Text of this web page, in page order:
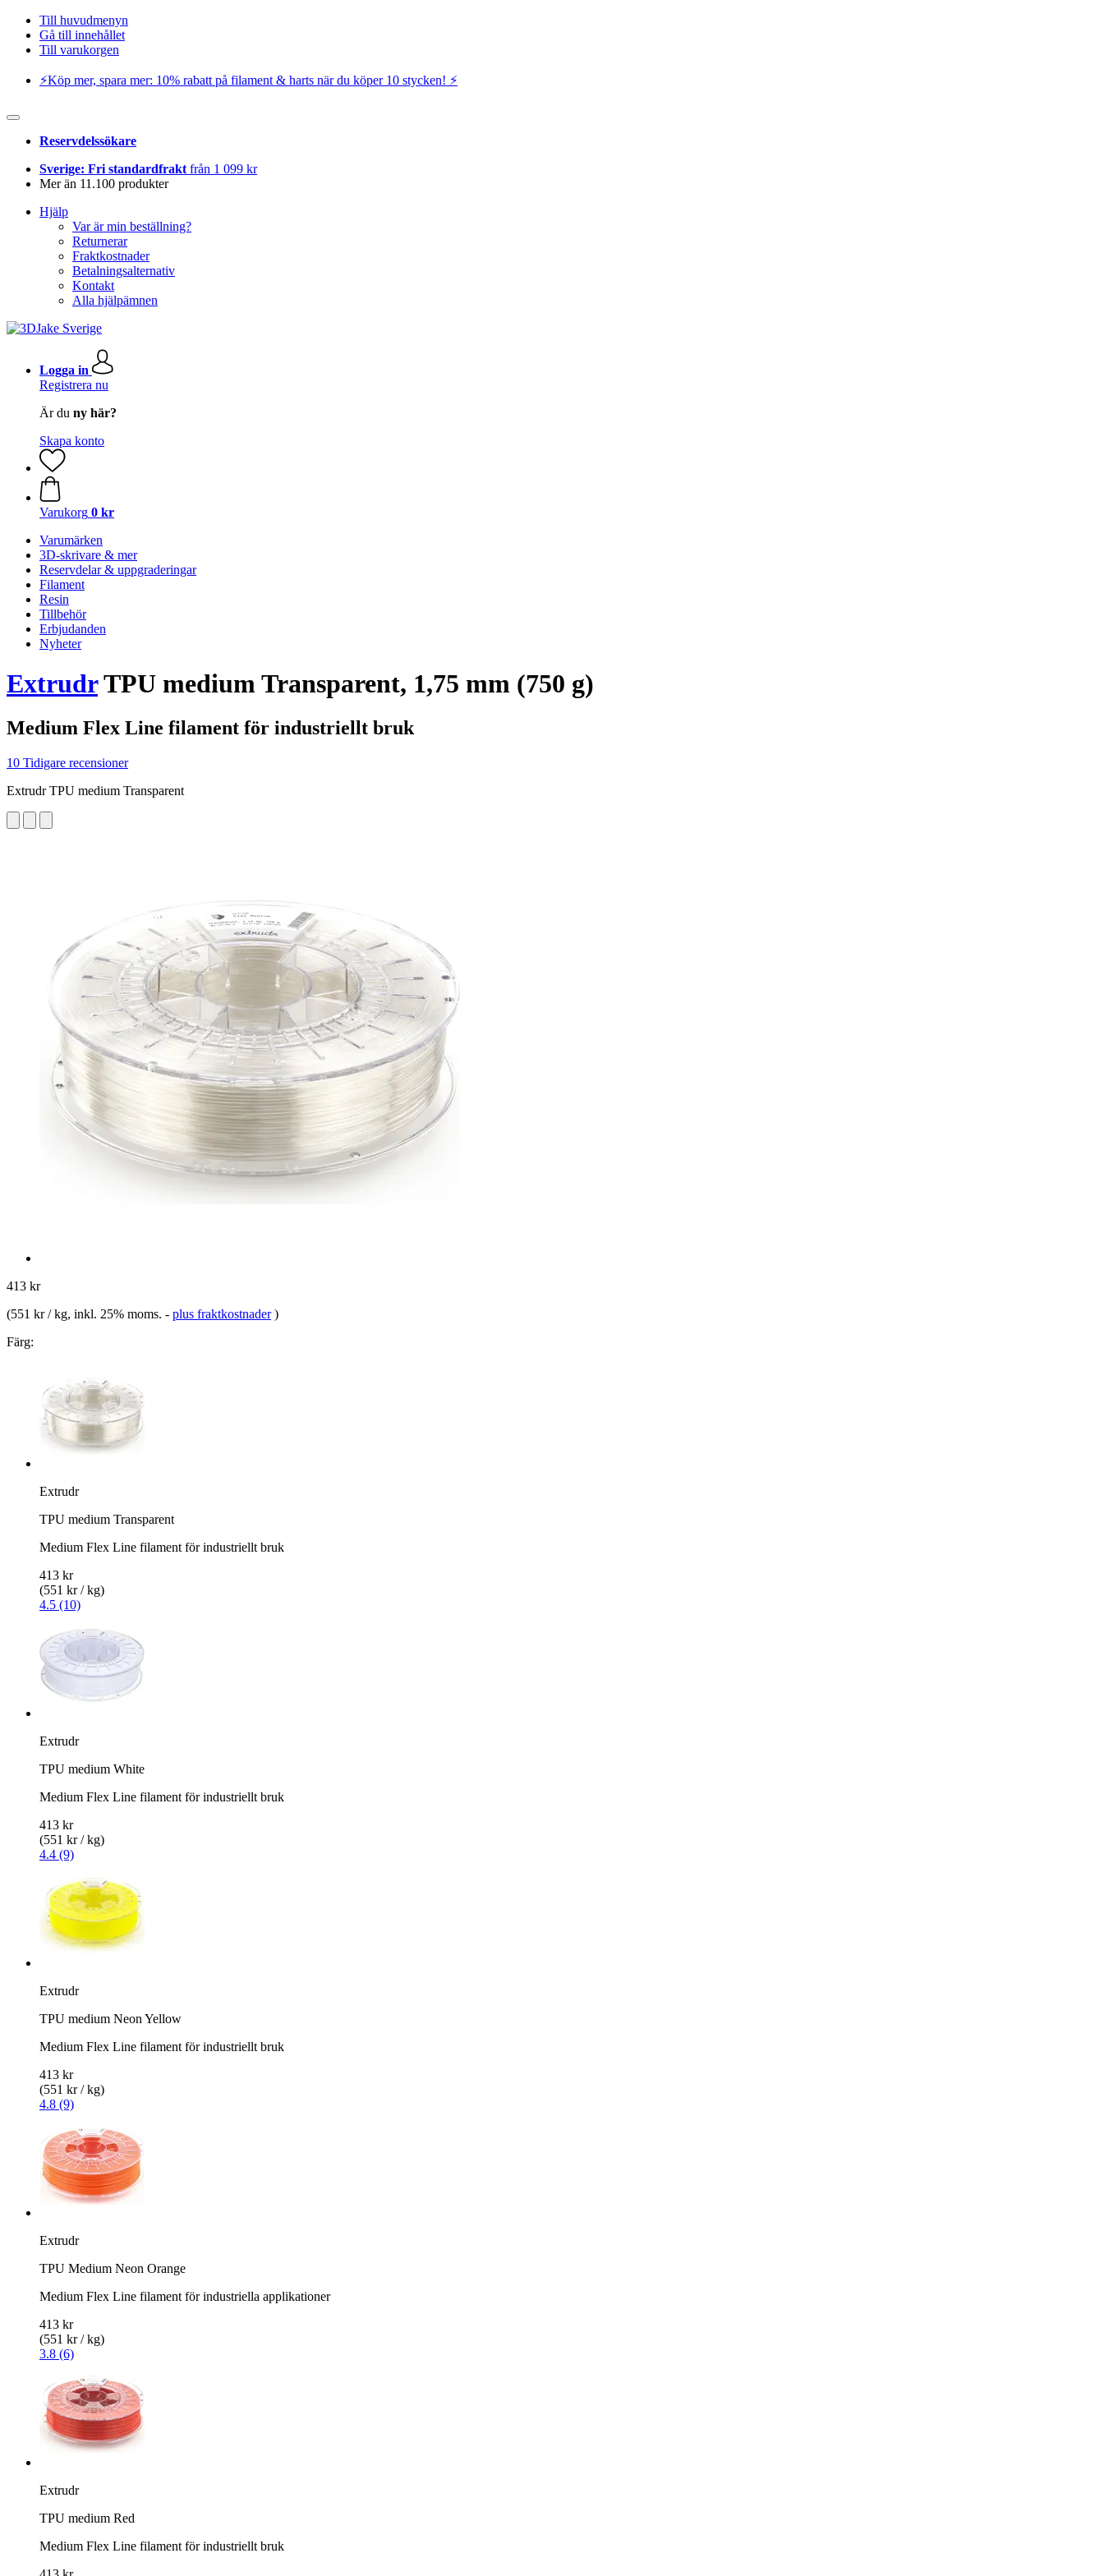
Till huvudmenyn
Gå till innehållet
Till varukorgen
⚡️Köp mer, spara mer: 10% rabatt på filament & harts när du köper 10 stycken! ⚡️
Reservdelssökare
Sverige: Fri standardfrakt från 1 099 kr
Mer än 11.100 produkter
Hjälp
Var är min beställning?
Returnerar
Fraktkostnader
Betalningsalternativ
Kontakt
Alla hjälpämnen
Logga in
Registrera nu
Är du ny här?
Skapa konto
Varukorg 0 kr
Varumärken
3D-skrivare & mer
Reservdelar & uppgraderingar
Filament
Resin
Tillbehör
Erbjudanden
Nyheter
ExtrudrTPU medium Transparent, 1,75 mm (750 g)
Medium Flex Line filament för industriellt bruk
10 Tidigare recensioner
Extrudr TPU medium Transparent
413 kr
(551 kr / kg, inkl. 25% moms. - plus fraktkostnader )
Färg:
Extrudr
TPU medium Transparent
Medium Flex Line filament för industriellt bruk
413 kr
(551 kr / kg)
4.5 (10)
Extrudr
TPU medium White
Medium Flex Line filament för industriellt bruk
413 kr
(551 kr / kg)
4.4 (9)
Extrudr
TPU medium Neon Yellow
Medium Flex Line filament för industriellt bruk
413 kr
(551 kr / kg)
4.8 (9)
Extrudr
TPU Medium Neon Orange
Medium Flex Line filament för industriella applikationer
413 kr
(551 kr / kg)
3.8 (6)
Extrudr
TPU medium Red
Medium Flex Line filament för industriellt bruk